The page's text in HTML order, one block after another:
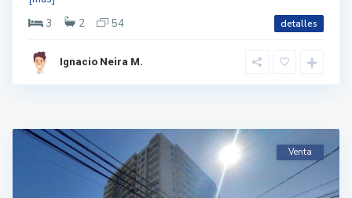
3
2 54 detalles
Ignacio Neira M.
Venta